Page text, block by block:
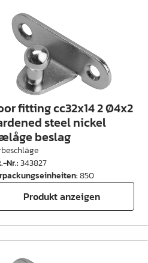
fitting cc32x14 2 Ø4x2
steel nickel
beslag
Nr.:343827
:850
Produkt anzeigen